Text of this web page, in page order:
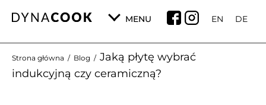
MENU EN DE
Strona główna / Blog / Jaką płytę wybrać
indukcyjną czy ceramiczną?